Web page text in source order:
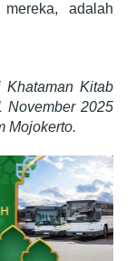
adalah
Kitab
November 2025
Mojokerto.